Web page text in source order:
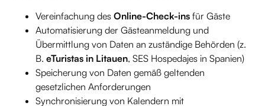
Vereinfachung des Online-Check-ins für Gäste
Automatisierung der Gästeanmeldung und
Übermittlung von Daten an zuständige Behörden (z.
B. eTuristas in Litauen, SES Hospedajes in Spanien)
Speicherung von Daten gemäß geltenden
gesetzlichen Anforderungen
Synchronisierung von Kalendern mit